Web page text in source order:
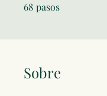
68 pasos
Sobre